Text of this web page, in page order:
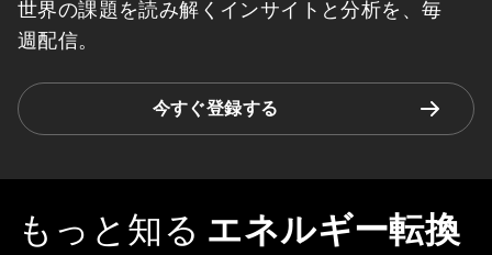
世界の課題を読み解くインサイトと分析を、毎
週配信。
今すぐ登録する
もっと知る エネルギー転換